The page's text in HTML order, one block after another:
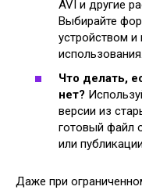
AVI и другие
Выбирайте
устройством
использования.
Что делать,
нет?
версии из
готовый файл
или
Даже при